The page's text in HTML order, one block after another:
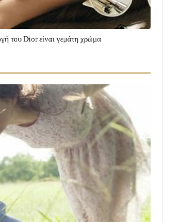
του Dior είναι γεμάτη χρώμα